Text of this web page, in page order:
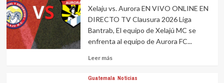
Xelaju vs. Aurora EN VIVO ONLINE EN
DIRECTO TV Clausura 2026 Liga
Bantrab, El equipo de Xelajú MC se
enfrenta al equipo de Aurora FC...
Leer másLeer
sobre
Guatemala Noticias